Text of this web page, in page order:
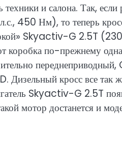
техники и салона. Так,
450 Нм), то теперь
Skyactiv-G 2.5T
по-прежнему
Дизельный кросс все так
Skyactiv-G 2.5T
мотор достанется и